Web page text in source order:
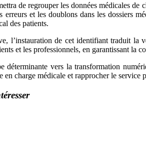
de regrouper les données médicales
erreurs et les doublons dans les dossiers
des patients.
l’instauration de cet identifiant traduit la
et les professionnels, en garantissant la
vers la transformation
en charge médicale et rapprocher le